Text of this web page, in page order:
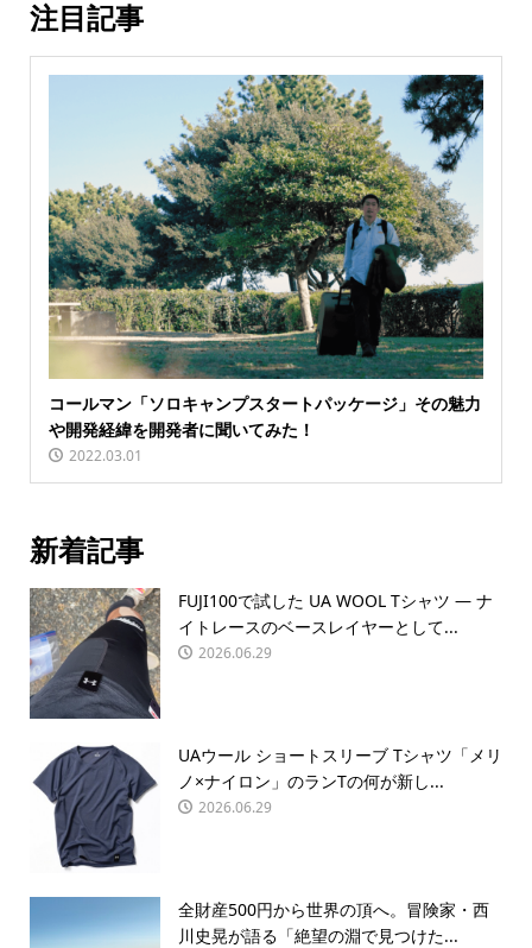
注目記事
コールマン「ソロキャンプスタートパッケージ」その魅力
や開発経緯を開発者に聞いてみた！
2022.03.01
新着記事
FUJI100で試した UA WOOL Tシャツ — ナ
イトレースのベースレイヤーとして...
2026.06.29
UAウール ショートスリーブ Tシャツ「メリ
ノ×ナイロン」のランTの何が新し...
2026.06.29
全財産500円から世界の頂へ。冒険家・西
川史晃が語る「絶望の淵で見つけた...